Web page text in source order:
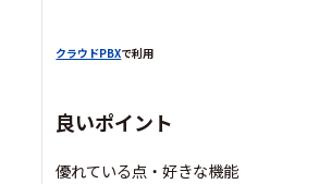
クラウドPBXで利用
良いポイント
優れている点・好きな機能